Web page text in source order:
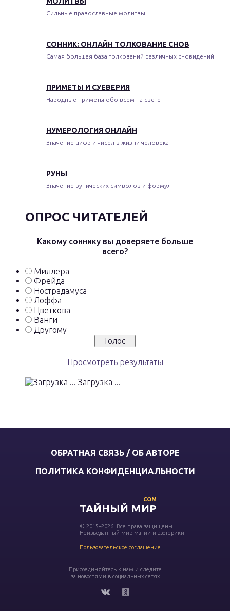
Сильные православные молитвы
СОННИК: ОНЛАЙН ТОЛКОВАНИЕ СНОВ
Самая большая база толкований различных сновидений
ПРИМЕТЫ И СУЕВЕРИЯ
Народные приметы обо всем на свете
НУМЕРОЛОГИЯ ОНЛАЙН
Значение цифр и чисел в жизни человека
РУНЫ
Значение рунических символов и формул
ОПРОС ЧИТАТЕЛЕЙ
Какому соннику вы доверяете больше
всего?
Миллера
Фрейда
Нострадамуса
Лоффа
Цветкова
Ванги
Другому
Просмотреть результаты
Загрузка ...
ОБРАТНАЯ СВЯЗЬ / ОБ АВТОРЕ
ПОЛИТИКА КОНФИДЕНЦИАЛЬНОСТИ
ТАЙНЫЙ МИР
COM
© 2015–2026. Все права защищены
Неизведанный мир магии и эзотерики
Пользовательское соглашение
Присоединяйтесь к нам и следите
за новостями в социальных сетях